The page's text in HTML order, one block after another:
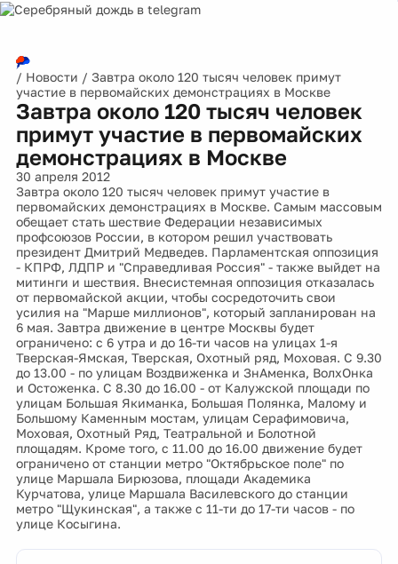
/ Новости / Завтра около 120 тысяч человек примут
участие в первомайских демонстрациях в Москве
Завтра около 120 тысяч человек
примут участие в первомайских
демонстрациях в Москве
30 апреля 2012
Завтра около 120 тысяч человек примут участие в
первомайских демонстрациях в Москве. Самым массовым
обещает стать шествие Федерации независимых
профсоюзов России, в котором решил участвовать
президент Дмитрий Медведев. Парламентская оппозиция
- КПРФ, ЛДПР и "Справедливая Россия" - также выйдет на
митинги и шествия. Внесистемная оппозиция отказалась
от первомайской акции, чтобы сосредоточить свои
усилия на "Марше миллионов", который запланирован на
6 мая. Завтра движение в центре Москвы будет
ограничено: с 6 утра и до 16-ти часов на улицах 1-я
Тверская-Ямская, Тверская, Охотный ряд, Моховая. С 9.30
до 13.00 - по улицам Воздвиженка и ЗнАменка, ВолхОнка
и Остоженка. С 8.30 до 16.00 - от Калужской площади по
улицам Большая Якиманка, Большая Полянка, Малому и
Большому Каменным мостам, улицам Серафимовича,
Моховая, Охотный Ряд, Театральной и Болотной
площадям. Кроме того, с 11.00 до 16.00 движение будет
ограничено от станции метро "Октябрьское поле" по
улице Маршала Бирюзова, площади Академика
Курчатова, улице Маршала Василевского до станции
метро "Щукинская", а также с 11-ти до 17-ти часов - по
улице Косыгина.